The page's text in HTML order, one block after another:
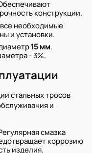
конструкции.
необходимые
и установки.
15 мм.
- 3%.
стальных тросов
и
смазка
коррозию
изделия.